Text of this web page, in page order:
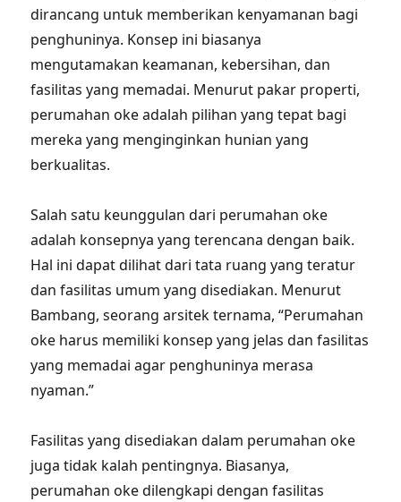
dirancang untuk memberikan kenyamanan bagi
penghuninya. Konsep ini biasanya
mengutamakan keamanan, kebersihan, dan
fasilitas yang memadai. Menurut pakar properti,
perumahan oke adalah pilihan yang tepat bagi
mereka yang menginginkan hunian yang
berkualitas.
Salah satu keunggulan dari perumahan oke
adalah konsepnya yang terencana dengan baik.
Hal ini dapat dilihat dari tata ruang yang teratur
dan fasilitas umum yang disediakan. Menurut
Bambang, seorang arsitek ternama, “Perumahan
oke harus memiliki konsep yang jelas dan fasilitas
yang memadai agar penghuninya merasa
nyaman.”
Fasilitas yang disediakan dalam perumahan oke
juga tidak kalah pentingnya. Biasanya,
perumahan oke dilengkapi dengan fasilitas